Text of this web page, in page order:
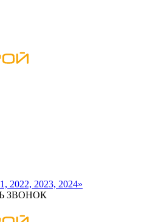
2022, 2023, 2024»
ЗВОНОК